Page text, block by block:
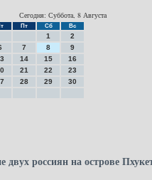
Сегодня: Суббота, 8 Августа
Пт Сб Вс
1
2
7 8
9
14 15
16
21 22
23
28 29
30
россиян на острове